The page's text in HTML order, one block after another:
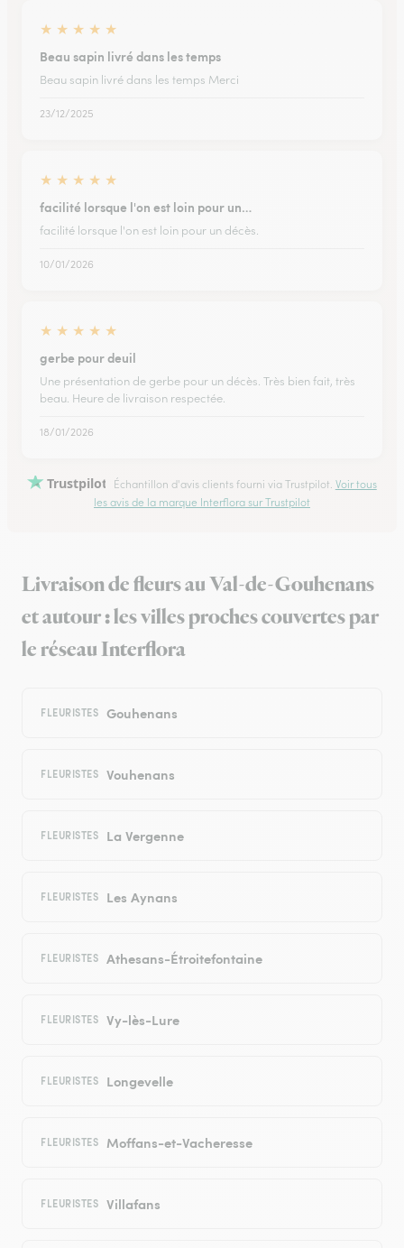
★ ★ ★ ★ ★
Beau sapin livré dans les temps
Beau sapin livré dans les temps Merci
23/12/2025
★ ★ ★ ★ ★
facilité lorsque l'on est loin pour un…
facilité lorsque l'on est loin pour un décès.
10/01/2026
★ ★ ★ ★ ★
gerbe pour deuil
Une présentation de gerbe pour un décès. Très bien fait, très
beau. Heure de livraison respectée.
18/01/2026
Trustpilot Échantillon d'avis clients fourni via Trustpilot. Voir tous
les avis de la marque Interflora sur Trustpilot
Livraison de fleurs au Val-de-Gouhenans
et autour : les villes proches couvertes par
le réseau Interflora
FLEURISTES Gouhenans
FLEURISTES Vouhenans
FLEURISTES La Vergenne
FLEURISTES Les Aynans
FLEURISTES Athesans-Étroitefontaine
FLEURISTES Vy-lès-Lure
FLEURISTES Longevelle
FLEURISTES Moffans-et-Vacheresse
FLEURISTES Villafans